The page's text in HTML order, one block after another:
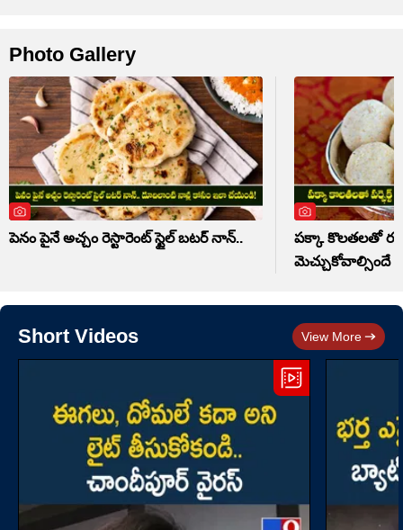
Photo Gallery
పెనం పైనే అచ్చం రెస్టారెంట్ స్టైల్ బటర్ నాన్..
పక్కా కొలతలతో రవ్వ
మెచ్చుకోవాల్సిందే
Short Videos View More